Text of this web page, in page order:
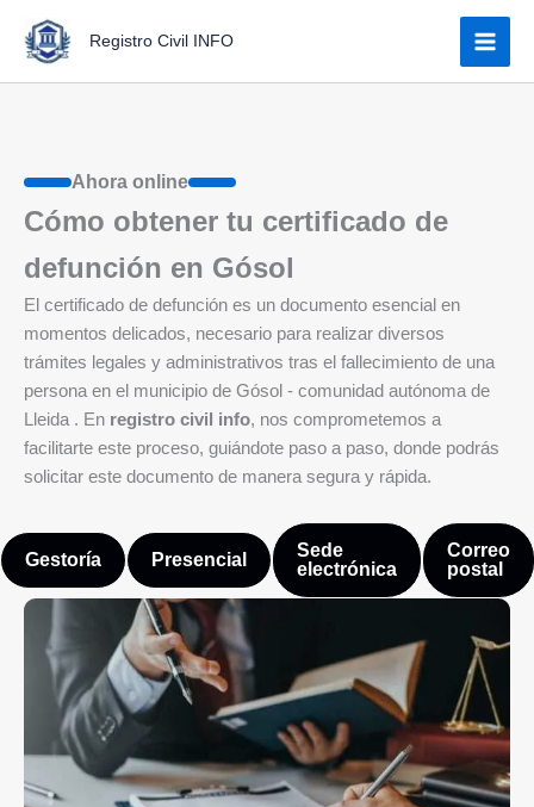
contenido
Registro Civil INFO
Ahora online
Cómo obtener tu certificado de
defunción en Gósol
El certificado de defunción es un documento esencial en
momentos delicados, necesario para realizar diversos
trámites legales y administrativos tras el fallecimiento de una
persona en el municipio de Gósol - comunidad autónoma de
Lleida . En registro civil info, nos comprometemos a
facilitarte este proceso, guiándote paso a paso, donde podrás
solicitar este documento de manera segura y rápida.
Gestoría Presencial
Sede
electrónica
Correo
postal